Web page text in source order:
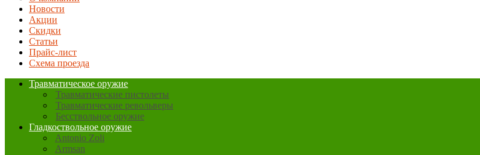
Новости
Акции
Скидки
Статьи
Прайс-лист
Схема проезда
Травматическое оружие
Травматические пистолеты
Травматические револьверы
Бесствольное оружие
Гладкоствольное оружие
Antonio Zoli
Armsan